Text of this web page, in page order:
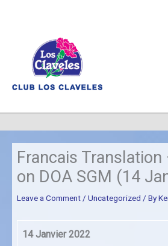
Francais Translation
on DOA SGM (14
Leave a Comment /Uncategorized / By
14 Janvier 2022